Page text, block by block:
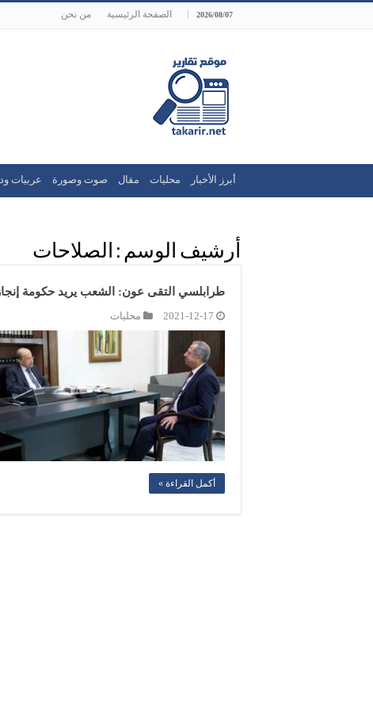
2026/08/07 الصفحة الرئيسية من نحن
أبرز الأخبار محليات مقال صوت وصورة عربيات
أرشيف الوسم : الصلاحات
طرابلسي التقى عون: الشعب يريد حكومة
2021-12-17 محليات
أكمل القراءة »